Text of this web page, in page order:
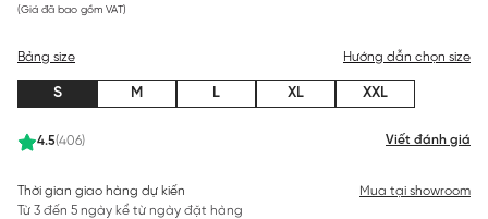
(Giá đã bao gồm VAT)
4.5(406) Viết đánh giá
Bảng size Hướng dẫn chọn size
S M L XL XXL
Thời gian giao hàng dự kiến
Từ 3 đến 5 ngày kể từ ngày đặt hàng
Mua tại showroom